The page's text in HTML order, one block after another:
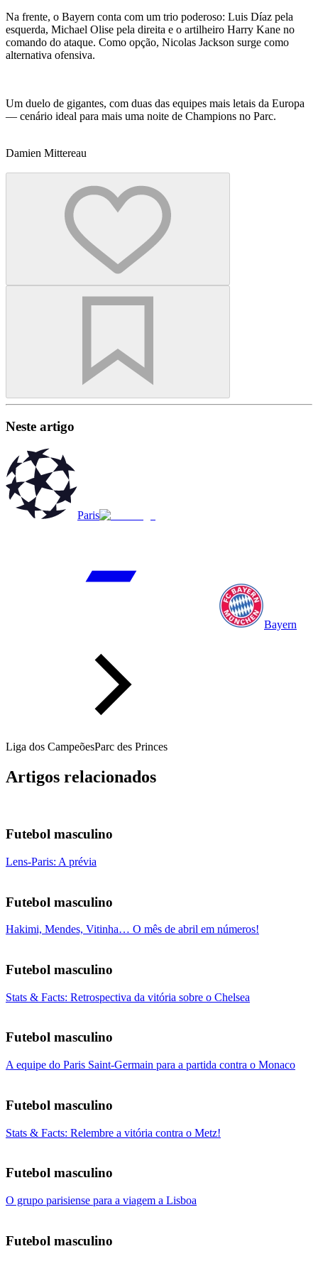
Na frente, o Bayern conta com um trio poderoso: Luis Díaz pela
esquerda, Michael Olise pela direita e o artilheiro Harry Kane no
comando do ataque. Como opção, Nicolas Jackson surge como
alternativa ofensiva.
Um duelo de gigantes, com duas das equipes mais letais da Europa
— cenário ideal para mais uma noite de Champions no Parc.
Damien Mittereau
Neste artigo
Paris
Bayern
Liga dos CampeõesParc des Princes
Artigos relacionados
Futebol masculino
Lens-Paris: A prévia
Futebol masculino
Hakimi, Mendes, Vitinha… O mês de abril em números!
Futebol masculino
Stats & Facts: Retrospectiva da vitória sobre o Chelsea
Futebol masculino
A equipe do Paris Saint-Germain para a partida contra o Monaco
Futebol masculino
Stats & Facts: Relembre a vitória contra o Metz!
Futebol masculino
O grupo parisiense para a viagem a Lisboa
Futebol masculino